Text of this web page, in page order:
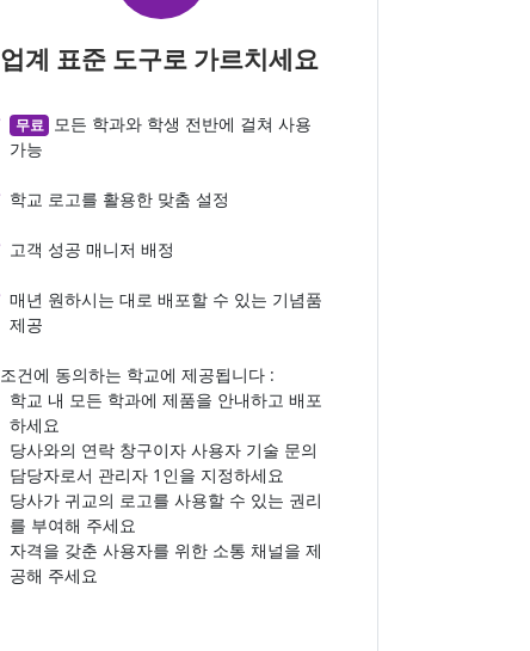
업계 표준 도구로 가르치세요
무료 모든 학과와 학생 전반에 걸쳐 사용
가능
학교 로고를 활용한 맞춤 설정
고객 성공 매니저 배정
매년 원하시는 대로 배포할 수 있는 기념품
제공
조건에 동의하는 학교에 제공됩니다 :
학교 내 모든 학과에 제품을 안내하고 배포
하세요
당사와의 연락 창구이자 사용자 기술 문의
담당자로서 관리자 1인을 지정하세요
당사가 귀교의 로고를 사용할 수 있는 권리
를 부여해 주세요
자격을 갖춘 사용자를 위한 소통 채널을 제
공해 주세요